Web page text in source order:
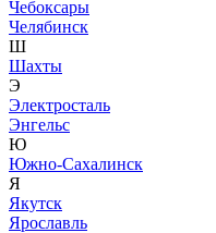
Чебоксары
Челябинск
Ш
Шахты
Э
Электросталь
Энгельс
Ю
Южно-Сахалинск
Я
Якутск
Ярославль